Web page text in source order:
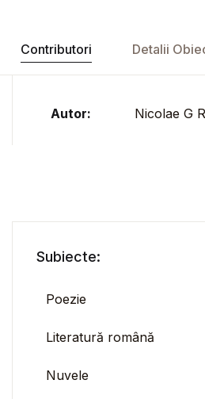
Contributori Detalii
Autor: Nicolae G
Subiecte:
Poezie
Literatură română
Nuvele